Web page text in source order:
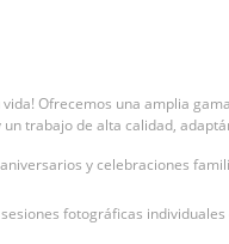
Ofrecemos una amplia
trabajo de alta calidad,
y celebraciones
fotográficas